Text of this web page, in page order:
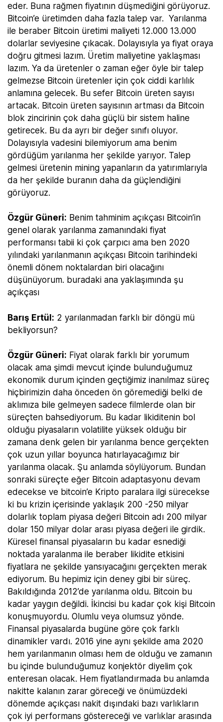
eder. Buna rağmen fiyatının düşmediğini görüyoruz.
Bitcoin’e üretimden daha fazla talep var. Yarılanma
ile beraber Bitcoin üretimi maliyeti 12.000 13.000
dolarlar seviyesine çıkacak. Dolayısıyla ya fiyat oraya
doğru gitmesi lazım. Üretim maliyetine yaklaşması
lazım. Ya da üretenler o zaman eğer öyle bir talep
gelmezse Bitcoin üretenler için çok ciddi karlılık
anlamına gelecek. Bu sefer Bitcoin üreten sayısı
artacak. Bitcoin üreten sayısının artması da Bitcoin
blok zincirinin çok daha güçlü bir sistem haline
getirecek. Bu da ayrı bir değer sınıfı oluyor.
Dolayısıyla vadesini bilemiyorum ama benim
gördüğüm yarılanma her şekilde yarıyor. Talep
gelmesi üretenin mining yapanların da yatırımlarıyla
da her şekilde buranın daha da güçlendiğini
görüyoruz.
Özgür Güneri: Benim tahminim açıkçası Bitcoin’in
genel olarak yarılanma zamanındaki fiyat
performansı tabii ki çok çarpıcı ama ben 2020
yılındaki yarılanmanın açıkçası Bitcoin tarihindeki
önemli dönem noktalardan biri olacağını
düşünüyorum. buradaki ana yaklaşımında şu
açıkçası
Barış Ertül: 2 yarılanmadan farklı bir döngü mü
bekliyorsun?
Özgür Güneri: Fiyat olarak farklı bir yorumum
olacak ama şimdi mevcut içinde bulunduğumuz
ekonomik durum içinden geçtiğimiz inanılmaz süreç
hiçbirimizin daha önceden ön göremediği belki de
aklımıza bile gelmeyen sadece filmlerde olan bir
süreçten bahsediyorum. Bu kadar likiditenin bol
olduğu piyasaların volatilite yüksek olduğu bir
zamana denk gelen bir yarılanma bence gerçekten
çok uzun yıllar boyunca hatırlayacağımız bir
yarılanma olacak. Şu anlamda söylüyorum. Bundan
sonraki süreçte eğer Bitcoin adaptasyonu devam
edecekse ve bitcoin’e Kripto paralara ilgi sürecekse
ki bu krizin içerisinde yaklaşık 200 -250 milyar
dolarlık toplam piyasa değeri Bitcoin adı 200 milyar
dolar 150 milyar dolar arası piyasa değeri ile girdik.
Küresel finansal piyasaların bu kadar esnediği
noktada yaralanma ile beraber likidite etkisini
fiyatlara ne şekilde yansıyacağını gerçekten merak
ediyorum. Bu hepimiz için deney gibi bir süreç.
Bakıldığında 2012’de yarılanma oldu. Bitcoin bu
kadar yaygın değildi. İkincisi bu kadar çok kişi Bitcoin
konuşmuyordu. Olumlu veya olumsuz yönde.
Finansal piyasalarda bugüne göre çok farklı
dinamikler vardı. 2016 yine aynı şekilde ama 2020
hem yarılanmanın olması hem de olduğu ve zamanın
bu içinde bulunduğumuz konjektör diyelim çok
enteresan olacak. Hem fiyatlandırmada bu anlamda
nakitte kalanın zarar göreceği ve önümüzdeki
dönemde açıkçası nakit dışındaki bazı varlıkların
çok iyi performans göstereceği ve varlıklar arasında